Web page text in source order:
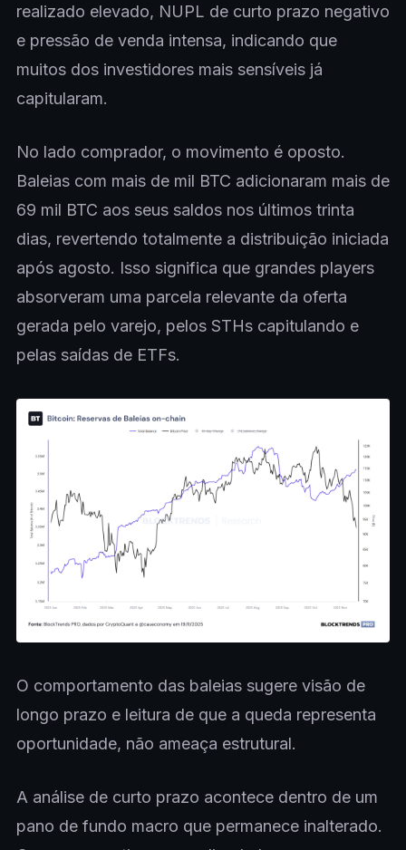
realizado elevado, NUPL de curto prazo negativo
e pressão de venda intensa, indicando que
muitos dos investidores mais sensíveis já
capitularam.
No lado comprador, o movimento é oposto.
Baleias com mais de mil BTC adicionaram mais de
69 mil BTC aos seus saldos nos últimos trinta
dias, revertendo totalmente a distribuição iniciada
após agosto. Isso significa que grandes players
absorveram uma parcela relevante da oferta
gerada pelo varejo, pelos STHs capitulando e
pelas saídas de ETFs.
O comportamento das baleias sugere visão de
longo prazo e leitura de que a queda representa
oportunidade, não ameaça estrutural.
A análise de curto prazo acontece dentro de um
pano de fundo macro que permanece inalterado.